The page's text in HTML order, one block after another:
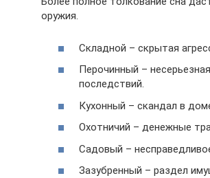
оружия.
Складной – скрытая
Перочинный –
последствий.
Кухонный – скандал в
Охотничий – денежные
Садовый –
Зазубренный – раздел